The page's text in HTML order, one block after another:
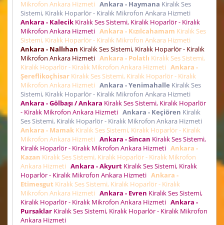
Mikrofon Ankara Hizmeti Ankara - Haymana Kiralık Ses
Sistemi, Kiralık Hoparlör - Kiralık Mikrofon Ankara Hizmeti
Ankara - Kalecik Kiralık Ses Sistemi, Kiralık Hoparlör - Kiralık
Mikrofon Ankara Hizmeti Ankara - Kızılcahamam Kiralık Ses
Sistemi, Kiralık Hoparlör - Kiralık Mikrofon Ankara Hizmeti
Ankara - Nallıhan Kiralık Ses Sistemi, Kiralık Hoparlör - Kiralık
Mikrofon Ankara Hizmeti Ankara - Polatlı Kiralık Ses Sistemi,
Kiralık Hoparlör - Kiralık Mikrofon Ankara Hizmeti Ankara -
Şereflikoçhisar Kiralık Ses Sistemi, Kiralık Hoparlör - Kiralık
Mikrofon Ankara Hizmeti Ankara - Yenimahalle Kiralık Ses
Sistemi, Kiralık Hoparlör - Kiralık Mikrofon Ankara Hizmeti
Ankara - Gölbaşı / Ankara Kiralık Ses Sistemi, Kiralık Hoparlör
- Kiralık Mikrofon Ankara Hizmeti Ankara - Keçiören Kiralık
Ses Sistemi, Kiralık Hoparlör - Kiralık Mikrofon Ankara Hizmeti
Ankara - Mamak Kiralık Ses Sistemi, Kiralık Hoparlör - Kiralık
Mikrofon Ankara Hizmeti Ankara - Sincan Kiralık Ses Sistemi,
Kiralık Hoparlör - Kiralık Mikrofon Ankara Hizmeti Ankara -
Kazan Kiralık Ses Sistemi, Kiralık Hoparlör - Kiralık Mikrofon
Ankara Hizmeti Ankara - Akyurt Kiralık Ses Sistemi, Kiralık
Hoparlör - Kiralık Mikrofon Ankara Hizmeti Ankara -
Etimesgut Kiralık Ses Sistemi, Kiralık Hoparlör - Kiralık
Mikrofon Ankara Hizmeti Ankara - Evren Kiralık Ses Sistemi,
Kiralık Hoparlör - Kiralık Mikrofon Ankara Hizmeti Ankara -
Pursaklar Kiralık Ses Sistemi, Kiralık Hoparlör - Kiralık Mikrofon
Ankara Hizmeti